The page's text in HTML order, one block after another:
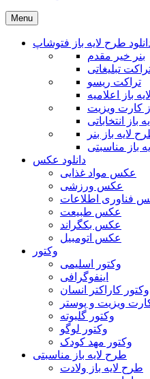
Menu
طرح لایه باز فتوشاپ
بنر خیر مقدم
تبلیغاتی
تراکت ریسو
باز اعلامیه
کارت ویزیت
باز انتخاباتی
لایه باز بنر
باز مناسبتی
دانلود عکس
عکس مواد غذایی
عکس ورزشی
فناوری اطلاعات
عکس طبیعت
عکس بکگراند
عکس اتومبیل
وکتور
وکتور اسلیمی
اینفوگرافی
وکتور کاراکتر انسان
ویزیت و پوستر
وکتور گلبوته
وکتور لوگو
وکتور مهد کودک
طرح لایه باز مناسبتی
طرح لایه باز ولادت